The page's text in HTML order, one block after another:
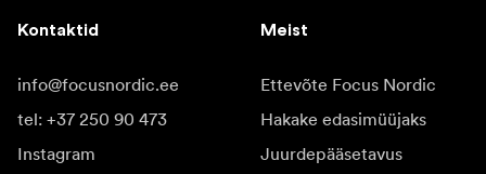
Kontaktid
info@focusnordic.ee
tel: +37 250 90 473
Instagram
Meist
Ettevõte Focus Nordic
Hakake edasimüüjaks
Juurdepääsetavus